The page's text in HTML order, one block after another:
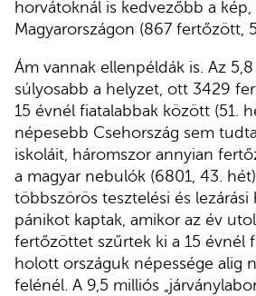
horvátoknál is kedvezőbb a
Magyarországon (867 fertőzött,
Ám vannak ellenpéldák is. Az
súlyosabb a helyzet, ott 3429
15 évnél fiatalabbak között (51.
népesebb Csehország sem
iskoláit, háromszor annyian
a magyar nebulók (6801, 43.
többszörös tesztelési és
pánikot kaptak, amikor az év
fertőzöttet szűrtek ki a 15 évnél
holott országuk népessége alig
felénél. A 9,5 milliós